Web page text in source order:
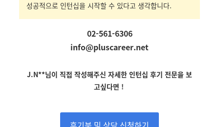
성공적으로 인턴십을 시작할 수 있다고 생각합니다.
02-561-6306
info@pluscareer.net
J.N**님이 직접 작성해주신 자세한 인턴십 후기 전문을 보
고싶다면 !